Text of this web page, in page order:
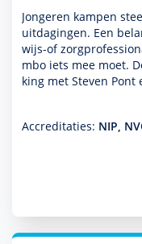
Jongeren kampen
uitdagingen. Een
wijs-of
mbo iets mee moet.
king met Steven Pont
Accreditaties: NIP,